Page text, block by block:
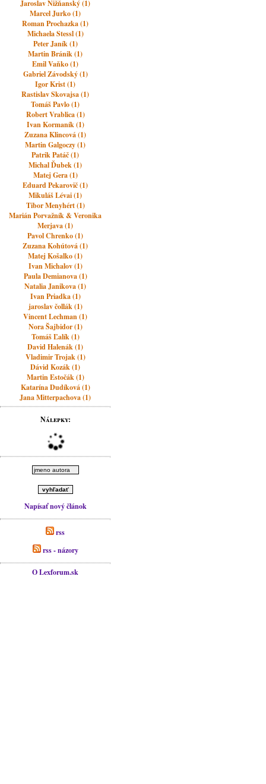
Jaroslav Nižňanský (1)
Marcel Jurko (1)
Roman Prochazka (1)
Michaela Stessl (1)
Peter Janík (1)
Martin Bránik (1)
Emil Vaňko (1)
Gabriel Závodský (1)
Igor Krist (1)
Rastislav Skovajsa (1)
Tomáš Pavlo (1)
Robert Vrablica (1)
Ivan Kormaník (1)
Zuzana Klincová (1)
Martin Galgoczy (1)
Patrik Patáč (1)
Michal Ďubek (1)
Matej Gera (1)
Eduard Pekarovič (1)
Mikuláš Lévai (1)
Tibor Menyhért (1)
Marián Porvažník & Veronika
Merjava (1)
Pavol Chrenko (1)
Zuzana Kohútová (1)
Matej Košalko (1)
Ivan Michalov (1)
Paula Demianova (1)
Natalia Janikova (1)
Ivan Priadka (1)
jaroslav čollák (1)
Vincent Lechman (1)
Nora Šajbidor (1)
Tomáš Ľalík (1)
David Halenák (1)
Vladimir Trojak (1)
Dávid Kozák (1)
Martin Estočák (1)
Katarína Dudíková (1)
Jana Mitterpachova (1)
Nálepky:
Napísať nový článok
rss
rss - názory
O Lexforum.sk